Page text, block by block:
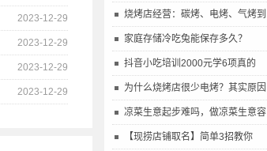
烧烤店经营：碳烤、电烤、气烤到
家庭存储冷吃兔能保存多久？
抖音小吃培训2000元学6项真的
为什么烧烤店很少电烤？其实原因
凉菜生意起步难吗，做凉菜生意容
【现捞店铺取名】简单3招教你
2023-12-29
2023-12-29
2023-12-29
2023-12-29